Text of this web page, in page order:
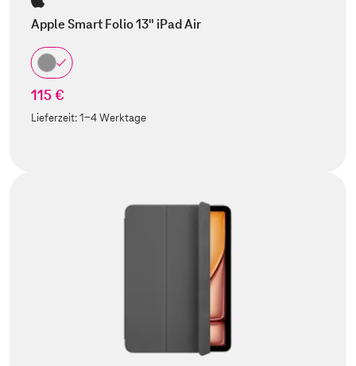
Apple Smart Folio 13" iPad Air
115 €
Lieferzeit:1-4 Werktage